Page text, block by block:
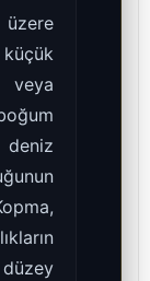
üzere
küçük
veya
deniz